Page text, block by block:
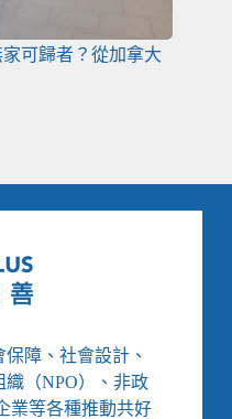
可歸者？從加拿大
障、社會設計、
（NPO）、非政
業等各種推動共好